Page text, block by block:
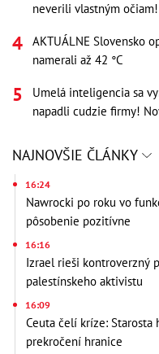
neverili vlastným
AKTUÁLNE Slovensko
namerali až 42 °C
Umelá inteligencia sa
napadli cudzie firmy!
NAJNOVŠIE ČLÁNKY
16:24
Nawrocki po roku vo
pôsobenie pozitívne
16:16
Izrael rieši kontroverzný
palestínskeho aktivistu
16:09
Ceuta čelí kríze:
prekročení hranice